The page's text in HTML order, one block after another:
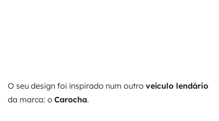
O seu design foi inspirado num outro veículo lendário
da marca: o Carocha.